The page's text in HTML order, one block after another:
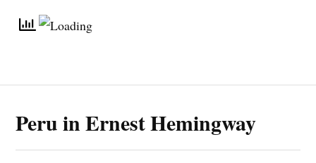
Peru in Ernest Hemingway